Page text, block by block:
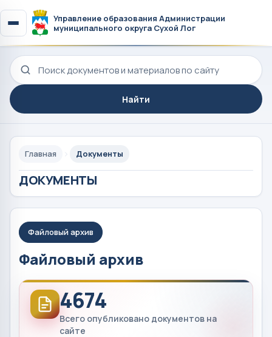
Управление образования Администрации
муниципального округа Сухой Лог
Поиск по сайту
Найти
Главная Документы
ДОКУМЕНТЫ
Файловый архив
Файловый архив
4674
Всего опубликовано документов на
сайте